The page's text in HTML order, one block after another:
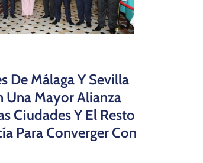
De Málaga Y Sevilla
Una Mayor Alianza
Ciudades Y El Resto
Para Converger Con